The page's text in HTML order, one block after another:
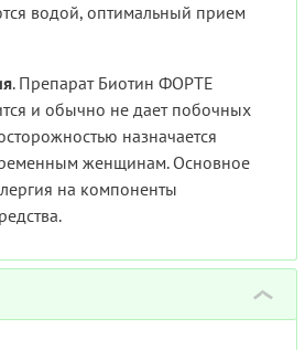
водой, оптимальный прием
. Препарат Биотин ФОРТЕ
и обычно не дает побочных
назначается
женщинам. Основное
на компоненты
›